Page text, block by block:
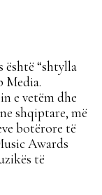
është “shtylla
Media.
e vetëm dhe
shqiptare, më
botërore të
Awards
të